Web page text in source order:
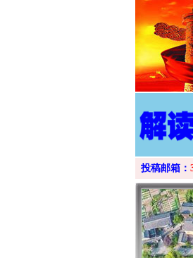
投稿邮箱：